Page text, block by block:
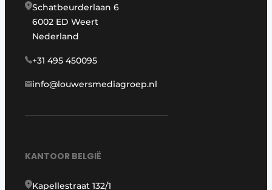
Schatbeurderlaan 6
6002 ED Weert
Nederland
+31 495 450095
info@louwersmediagroep.nl
KANTOOR BELGIË
Kapellestraat 132/1